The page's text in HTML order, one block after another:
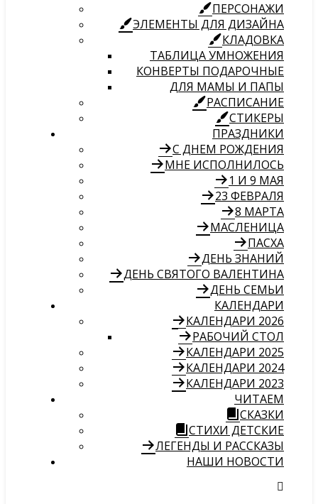
ПЕРСОНАЖИ
ЭЛЕМЕНТЫ ДЛЯ ДИЗАЙНА
КЛАДОВКА
ТАБЛИЦА УМНОЖЕНИЯ
КОНВЕРТЫ ПОДАРОЧНЫЕ
ДЛЯ МАМЫ И ПАПЫ
РАСПИСАНИЕ
СТИКЕРЫ
ПРАЗДНИКИ
С ДНЕМ РОЖДЕНИЯ
МНЕ ИСПОЛНИЛОСЬ
1 И 9 МАЯ
23 ФЕВРАЛЯ
8 МАРТА
МАСЛЕНИЦА
ПАСХА
ДЕНЬ ЗНАНИЙ
ДЕНЬ СВЯТОГО ВАЛЕНТИНА
ДЕНЬ СЕМЬИ
КАЛЕНДАРИ
КАЛЕНДАРИ 2026
РАБОЧИЙ СТОЛ
КАЛЕНДАРИ 2025
КАЛЕНДАРИ 2024
КАЛЕНДАРИ 2023
ЧИТАЕМ
СКАЗКИ
СТИХИ ДЕТСКИЕ
ЛЕГЕНДЫ И РАССКАЗЫ
НАШИ НОВОСТИ